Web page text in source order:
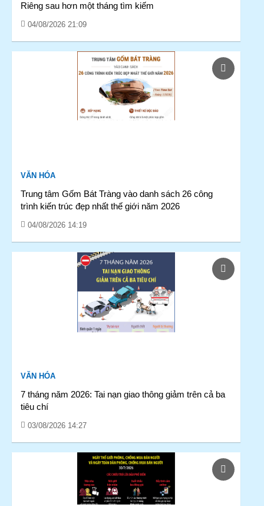
Riêng sau hơn một tháng tìm kiếm
04/08/2026 21:09
VĂN HÓA
Trung tâm Gốm Bát Tràng vào danh sách 26 công
trình kiến trúc đẹp nhất thế giới năm 2026
04/08/2026 14:19
VĂN HÓA
7 tháng năm 2026: Tai nạn giao thông giảm trên cả ba
tiêu chí
03/08/2026 14:27